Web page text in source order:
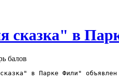
сказка" в
балов